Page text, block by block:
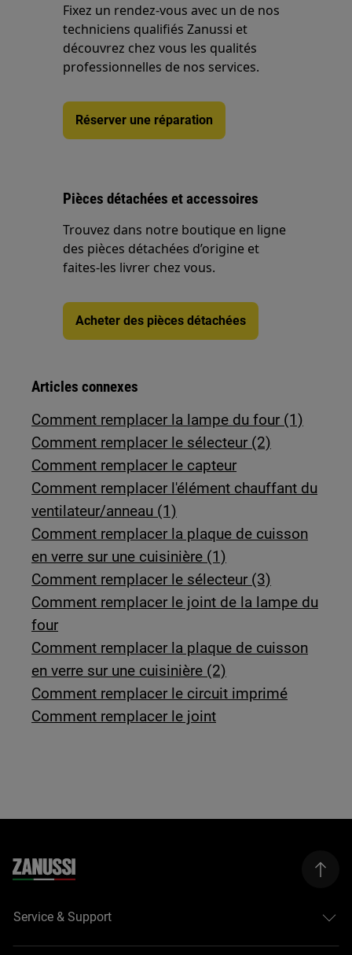
Fixez un rendez-vous avec un de nos
techniciens qualifiés Zanussi et
découvrez chez vous les qualités
professionnelles de nos services.
Réserver une réparation
Pièces détachées et accessoires
Trouvez dans notre boutique en ligne
des pièces détachées d’origine et
faites-les livrer chez vous.
Acheter des pièces détachées
Articles connexes
Comment remplacer la lampe du four (1)
Comment remplacer le sélecteur (2)
Comment remplacer le capteur
Comment remplacer l'élément chauffant du
ventilateur/anneau (1)
Comment remplacer la plaque de cuisson
en verre sur une cuisinière (1)
Comment remplacer le sélecteur (3)
Comment remplacer le joint de la lampe du
four
Comment remplacer la plaque de cuisson
en verre sur une cuisinière (2)
Comment remplacer le circuit imprimé
Comment remplacer le joint
Service & Support